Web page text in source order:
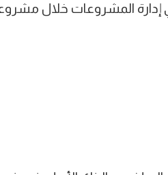
إدارة المشروعات خلال